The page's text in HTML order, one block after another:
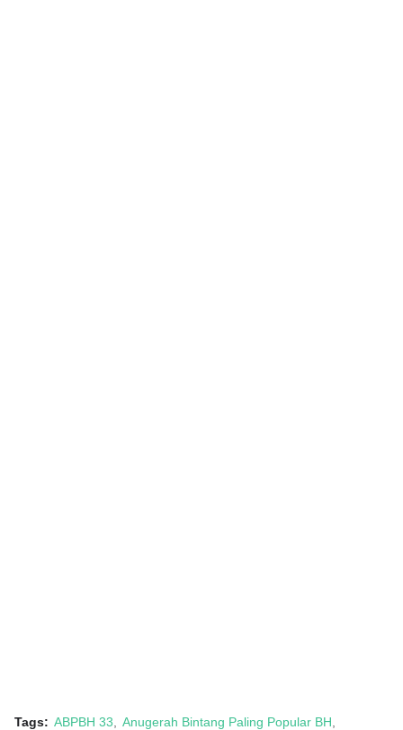
Tags: ABPBH 33
Anugerah Bintang Paling Popular BH